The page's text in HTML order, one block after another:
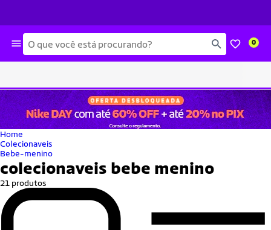
Busca 0
Home
Colecionaveis
Bebe-menino
colecionaveis bebe menino
21 produtos